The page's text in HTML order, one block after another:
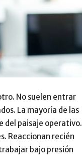
Digitalización
–
Impulsa
No suelen entrar
La mayoría de las
del paisaje operativo.
Reaccionan recién
bajo presión